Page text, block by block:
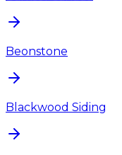
Beonstone
Blackwood Siding